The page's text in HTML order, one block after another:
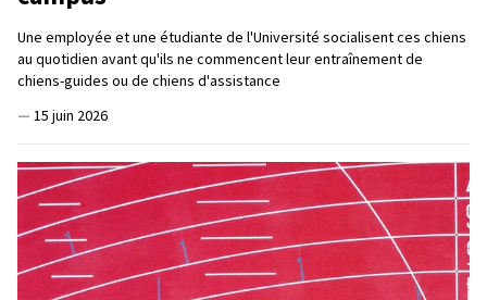
Une employée et une étudiante de l'Université socialisent ces chiens
au quotidien avant qu'ils ne commencent leur entraînement de
chiens-guides ou de chiens d'assistance
— 15 juin 2026